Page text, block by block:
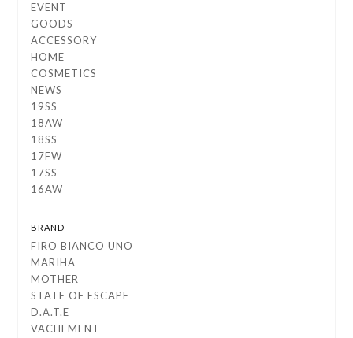
EVENT
GOODS
ACCESSORY
HOME
COSMETICS
NEWS
19SS
18AW
18SS
17FW
17SS
16AW
BRAND
FIRO BIANCO UNO
MARIHA
MOTHER
STATE OF ESCAPE
D.A.T.E
VACHEMENT